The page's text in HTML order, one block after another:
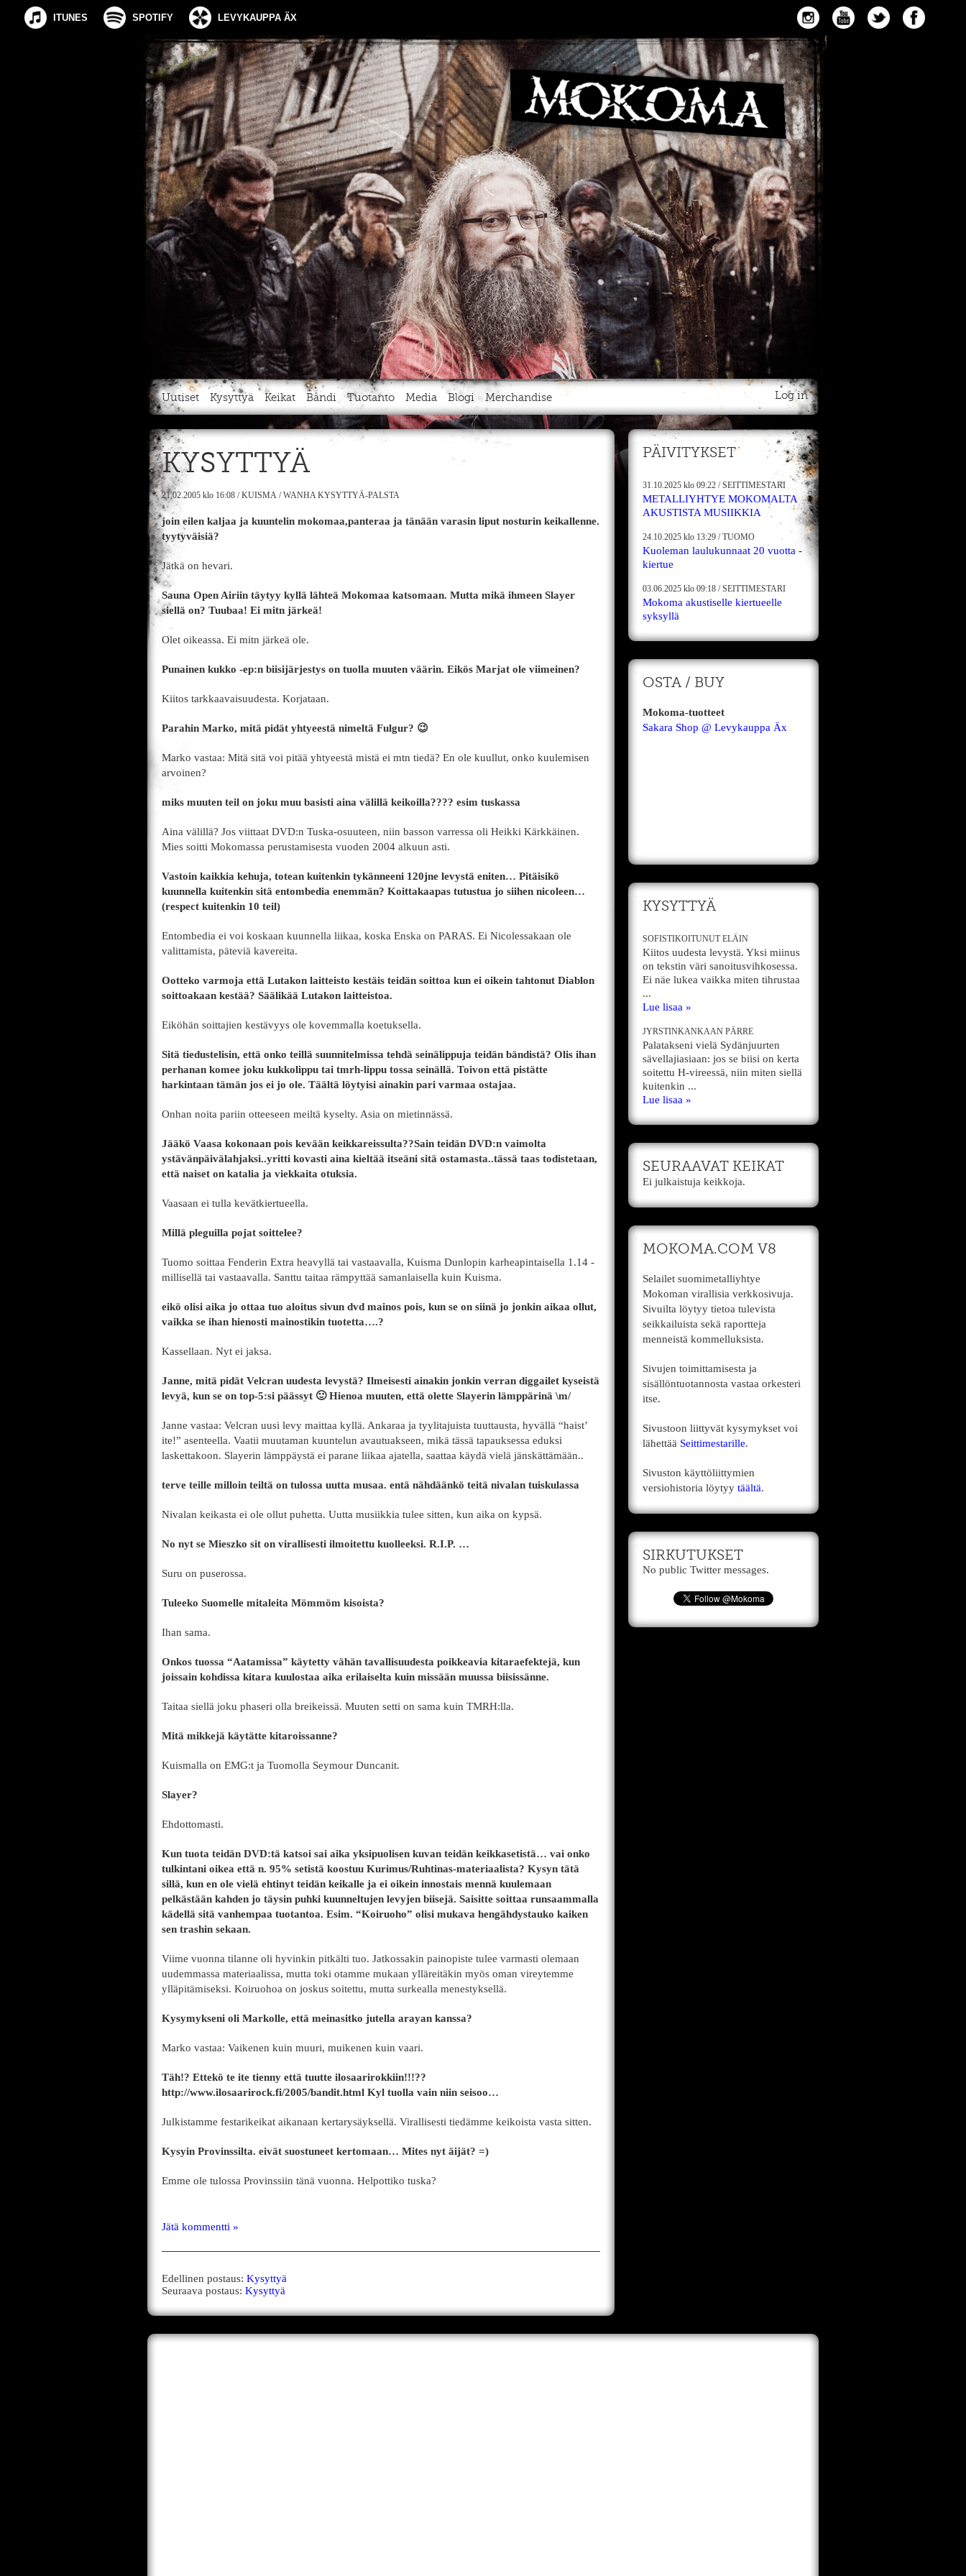
ITUNES SPOTIFY LEVYKAUPPA ÄX
Uutiset Kysyttyä Keikat Bändi Tuotanto Media Blogi Merchandise Log in
KYSYTTYÄ
21.02.2005 klo 16:08 /KUISMA /WANHA KYSYTTYÄ-PALSTA
join eilen kaljaa ja kuuntelin mokomaa,panteraa ja tänään varasin liput nosturin keikallenne.
tyytyväisiä?
Jätkä on hevari.
Sauna Open Airiin täytyy kyllä lähteä Mokomaa katsomaan. Mutta mikä ihmeen Slayer
siellä on? Tuubaa! Ei mitn järkeä!
Olet oikeassa. Ei mitn järkeä ole.
Punainen kukko -ep:n biisijärjestys on tuolla muuten väärin. Eikös Marjat ole viimeinen?
Kiitos tarkkaavaisuudesta. Korjataan.
Parahin Marko, mitä pidät yhtyeestä nimeltä Fulgur? 😉
Marko vastaa: Mitä sitä voi pitää yhtyeestä mistä ei mtn tiedä? En ole kuullut, onko kuulemisen
arvoinen?
miks muuten teil on joku muu basisti aina välillä keikoilla???? esim tuskassa
Aina välillä? Jos viittaat DVD:n Tuska-osuuteen, niin basson varressa oli Heikki Kärkkäinen.
Mies soitti Mokomassa perustamisesta vuoden 2004 alkuun asti.
Vastoin kaikkia kehuja, totean kuitenkin tykänneeni 120jne levystä eniten… Pitäisikö
kuunnella kuitenkin sitä entombedia enemmän? Koittakaapas tutustua jo siihen nicoleen…
(respect kuitenkin 10 teil)
Entombedia ei voi koskaan kuunnella liikaa, koska Enska on PARAS. Ei Nicolessakaan ole
valittamista, päteviä kavereita.
Ootteko varmoja että Lutakon laitteisto kestäis teidän soittoa kun ei oikein tahtonut Diablon
soittoakaan kestää? Säälikää Lutakon laitteistoa.
Eiköhän soittajien kestävyys ole kovemmalla koetuksella.
Sitä tiedustelisin, että onko teillä suunnitelmissa tehdä seinälippuja teidän bändistä? Olis ihan
perhanan komee joku kukkolippu tai tmrh-lippu tossa seinällä. Toivon että pistätte
harkintaan tämän jos ei jo ole. Täältä löytyisi ainakin pari varmaa ostajaa.
Onhan noita pariin otteeseen meiltä kyselty. Asia on mietinnässä.
Jääkö Vaasa kokonaan pois kevään keikkareissulta??Sain teidän DVD:n vaimolta
ystävänpäivälahjaksi..yritti kovasti aina kieltää itseäni sitä ostamasta..tässä taas todistetaan,
että naiset on katalia ja viekkaita otuksia.
Vaasaan ei tulla kevätkiertueella.
Millä pleguilla pojat soittelee?
Tuomo soittaa Fenderin Extra heavyllä tai vastaavalla, Kuisma Dunlopin karheapintaisella 1.14 -
millisellä tai vastaavalla. Santtu taitaa rämpyttää samanlaisella kuin Kuisma.
eikö olisi aika jo ottaa tuo aloitus sivun dvd mainos pois, kun se on siinä jo jonkin aikaa ollut,
vaikka se ihan hienosti mainostikin tuotetta….?
Kassellaan. Nyt ei jaksa.
Janne, mitä pidät Velcran uudesta levystä? Ilmeisesti ainakin jonkin verran diggailet kyseistä
levyä, kun se on top-5:si päässyt 🙂 Hienoa muuten, että olette Slayerin lämppärinä \m/
Janne vastaa: Velcran uusi levy maittaa kyllä. Ankaraa ja tyylitajuista tuuttausta, hyvällä “haist’
ite!” asenteella. Vaatii muutaman kuuntelun avautuakseen, mikä tässä tapauksessa eduksi
laskettakoon. Slayerin lämppäystä ei parane liikaa ajatella, saattaa käydä vielä jänskättämään..
terve teille milloin teiltä on tulossa uutta musaa. entä nähdäänkö teitä nivalan tuiskulassa
Nivalan keikasta ei ole ollut puhetta. Uutta musiikkia tulee sitten, kun aika on kypsä.
No nyt se Mieszko sit on virallisesti ilmoitettu kuolleeksi. R.I.P. …
Suru on puserossa.
Tuleeko Suomelle mitaleita Mömmöm kisoista?
Ihan sama.
Onkos tuossa “Aatamissa” käytetty vähän tavallisuudesta poikkeavia kitaraefektejä, kun
joissain kohdissa kitara kuulostaa aika erilaiselta kuin missään muussa biisissänne.
Taitaa siellä joku phaseri olla breikeissä. Muuten setti on sama kuin TMRH:lla.
Mitä mikkejä käytätte kitaroissanne?
Kuismalla on EMG:t ja Tuomolla Seymour Duncanit.
Slayer?
Ehdottomasti.
Kun tuota teidän DVD:tä katsoi sai aika yksipuolisen kuvan teidän keikkasetistä… vai onko
tulkintani oikea että n. 95% setistä koostuu Kurimus/Ruhtinas-materiaalista? Kysyn tätä
sillä, kun en ole vielä ehtinyt teidän keikalle ja ei oikein innostais mennä kuulemaan
pelkästään kahden jo täysin puhki kuunneltujen levyjen biisejä. Saisitte soittaa runsaammalla
kädellä sitä vanhempaa tuotantoa. Esim. “Koiruoho” olisi mukava hengähdystauko kaiken
sen trashin sekaan.
Viime vuonna tilanne oli hyvinkin pitkälti tuo. Jatkossakin painopiste tulee varmasti olemaan
uudemmassa materiaalissa, mutta toki otamme mukaan ylläreitäkin myös oman vireytemme
ylläpitämiseksi. Koiruohoa on joskus soitettu, mutta surkealla menestyksellä.
Kysymykseni oli Markolle, että meinasitko jutella arayan kanssa?
Marko vastaa: Vaikenen kuin muuri, muikenen kuin vaari.
Täh!? Ettekö te ite tienny että tuutte ilosaarirokkiin!!!??
http://www.ilosaarirock.fi/2005/bandit.html Kyl tuolla vain niin seisoo…
Julkistamme festarikeikat aikanaan kertarysäyksellä. Virallisesti tiedämme keikoista vasta sitten.
Kysyin Provinssilta. eivät suostuneet kertomaan… Mites nyt äijät? =)
Emme ole tulossa Provinssiin tänä vuonna. Helpottiko tuska?
Jätä kommentti »
Edellinen postaus: Kysyttyä
Seuraava postaus: Kysyttyä
PÄIVITYKSET
31.10.2025 klo 09:22 /SEITTIMESTARI
METALLIYHTYE MOKOMALTA
AKUSTISTA MUSIIKKIA
24.10.2025 klo 13:29 /TUOMO
Kuoleman laulukunnaat 20 vuotta -
kiertue
03.06.2025 klo 09:18 /SEITTIMESTARI
Mokoma akustiselle kiertueelle
syksyllä
OSTA / BUY
Mokoma-tuotteet
Sakara Shop @ Levykauppa Äx
KYSYTTYÄ
SOFISTIKOITUNUT ELÄIN
Kiitos uudesta levystä. Yksi miinus
on tekstin väri sanoitusvihkosessa.
Ei näe lukea vaikka miten tihrustaa
...
Lue lisaa »
JYRSTINKANKAAN PÄRRE
Palatakseni vielä Sydänjuurten
sävellajiasiaan: jos se biisi on kerta
soitettu H-vireessä, niin miten siellä
kuitenkin ...
Lue lisaa »
SEURAAVAT KEIKAT
Ei julkaistuja keikkoja.
MOKOMA.COM V8
Selailet suomimetalliyhtye
Mokoman virallisia verkkosivuja.
Sivuilta löytyy tietoa tulevista
seikkailuista sekä raportteja
menneistä kommelluksista.
Sivujen toimittamisesta ja
sisällöntuotannosta vastaa orkesteri
itse.
Sivustoon liittyvät kysymykset voi
lähettää Seittimestarille.
Sivuston käyttöliittymien
versiohistoria löytyy täältä.
SIRKUTUKSET
No public Twitter messages.